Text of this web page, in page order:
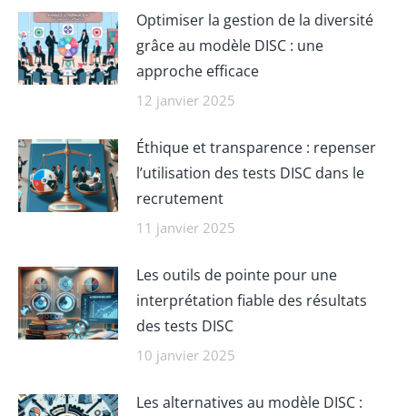
Optimiser la gestion de la diversité
grâce au modèle DISC : une
approche efficace
12 janvier 2025
Éthique et transparence : repenser
l’utilisation des tests DISC dans le
recrutement
11 janvier 2025
Les outils de pointe pour une
interprétation fiable des résultats
des tests DISC
10 janvier 2025
Les alternatives au modèle DISC :